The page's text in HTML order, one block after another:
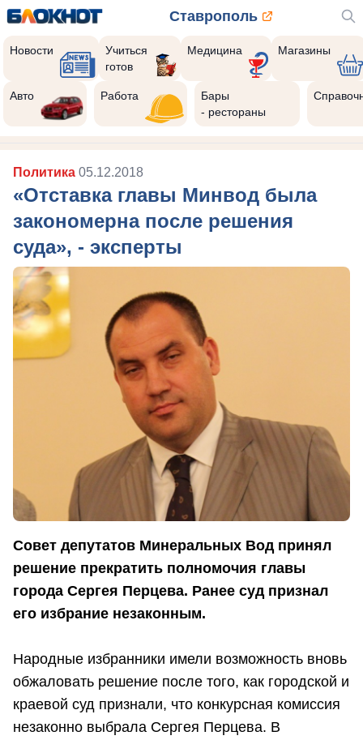
Ставрополь
Новости
Учиться
готов
Медицина Магазины
Авто Работа
Бары
- рестораны
Политика 05.12.2018
«Отставка главы Минвод была
закономерна после решения
суда», - эксперты
Совет депутатов Минеральных Вод принял
решение прекратить полномочия главы
города Сергея Перцева. Ранее суд признал
его избрание незаконным.
Народные избранники имели возможность вновь
обжаловать решение после того, как городской и
краевой суд признали, что конкурсная комиссия
незаконно выбрала Сергея Перцева. В